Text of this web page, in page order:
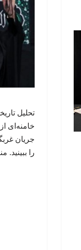
تحلیل
خامنه‌ای
جریان
را ببینید.